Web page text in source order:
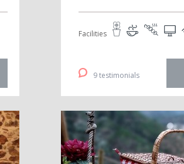
Facilities
9 testimonials